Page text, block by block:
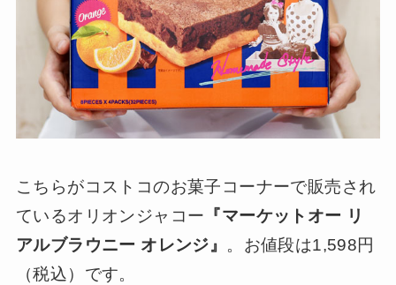
こちらがコストコのお菓子コーナーで販売され
ているオリオンジャコー 『マーケットオー リ
アルブラウニー オレンジ』 。お値段は1,598円
（税込）です。